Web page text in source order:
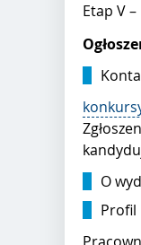
Etap V
O
Profil